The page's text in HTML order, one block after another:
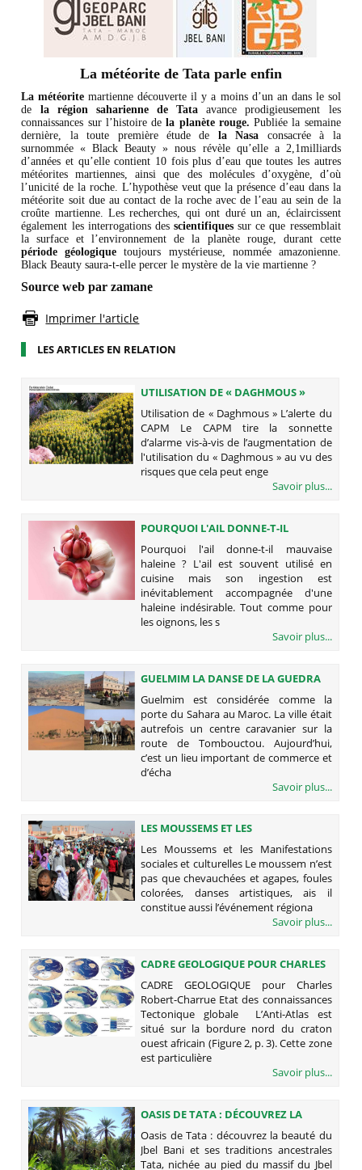
La météorite de Tata parle enfin
La météorite martienne découverte il y a moins d’un an dans le sol
de la région saharienne de Tata avance prodigieusement les
connaissances sur l’histoire dela planète rouge. Publiée la semaine
dernière, la toute première étude de la Nasa consacrée à la
surnommée « Black Beauty » nous révèle qu’elle a 2,1milliards
d’années et qu’elle contient 10 fois plus d’eau que toutes les autres
météorites martiennes, ainsi que des molécules d’oxygène, d’où
l’unicité de la roche. L’hypothèse veut que la présence d’eau dans la
météorite soit due au contact de la roche avec de l’eau au sein de la
croûte martienne. Les recherches, qui ont duré un an, éclaircissent
également les interrogations des scientifiques sur ce que ressemblait
la surface et l’environnement de la planète rouge, durant cette
période
géologique toujours mystérieuse, nommée amazonienne.
Black Beauty saura-t-elle percer le mystère de la vie martienne ?
Source web par zamane
Imprimer l'article
LES ARTICLES EN RELATION
UTILISATION DE « DAGHMOUS »
Utilisation de « Daghmous » L’alerte du
CAPM Le CAPM tire la sonnette
d’alarme vis-à-vis de l’augmentation de
l'utilisation du « Daghmous » au vu des
risques que cela peut enge
Savoir plus...
POURQUOI L'AIL DONNE-T-IL
MAUVAISE HALEINE ?
Pourquoi l'ail donne-t-il mauvaise
haleine ? L'ail est souvent utilisé en
cuisine mais son ingestion est
inévitablement accompagnée d'une
haleine indésirable. Tout comme pour
les oignons, les s
Savoir plus...
GUELMIM LA DANSE DE LA GUEDRA
Guelmim est considérée comme la
porte du Sahara au Maroc. La ville était
autrefois un centre caravanier sur la
route de Tombouctou. Aujourd’hui,
c’est un lieu important de commerce et
d’écha
Savoir plus...
LES MOUSSEMS ET LES
MANIFESTATIONS SOCIALES ET
CULTURELLES
Les Moussems et les Manifestations
sociales et culturelles Le moussem n’est
pas que chevauchées et agapes, foules
colorées, danses artistiques, ais il
constitue aussi l’événement régiona
Savoir plus...
CADRE GEOLOGIQUE POUR CHARLES
ROBERT-CHARRUE
CADRE GEOLOGIQUE pour Charles
Robert-Charrue Etat des connaissances
Tectonique globale L’Anti-Atlas est
situé sur la bordure nord du craton
ouest africain (Figure 2, p. 3). Cette zone
est particulière
Savoir plus...
OASIS DE TATA : DÉCOUVREZ LA
BEAUTÉ DU JBEL BANI ET SES
TRADITIONS ANCESTRALES
Oasis de Tata : découvrez la beauté du
Jbel Bani et ses traditions ancestrales
Tata, nichée au pied du massif du Jbel